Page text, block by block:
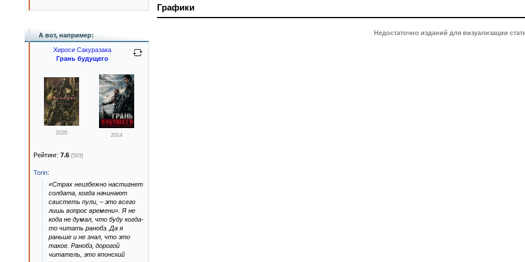
Графики
Недостаточно изданий для визуализации
А вот, например:
Хироси Сакуразака
Грань будущего
2020 2014
Рейтинг: 7.6 (503)
Torin:
«Страх неизбежно настигнет
солдата, когда начинают
свистеть пули, – это всего
лишь вопрос времени». Я не
кода не думал, что буду когда-
то читать ранобэ. Да я
раньше и не знал, что это
такое. Ранобэ, дорогой
читатель, это японский